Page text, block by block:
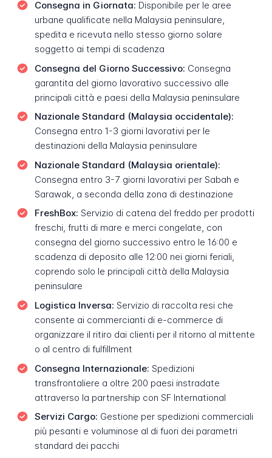
Consegna in Giornata: Disponibile per le aree
urbane qualificate nella Malaysia peninsulare,
spedita e ricevuta nello stesso giorno solare
soggetto ai tempi di scadenza
Consegna del Giorno Successivo: Consegna
garantita del giorno lavorativo successivo alle
principali città e paesi della Malaysia peninsulare
Nazionale Standard (Malaysia occidentale):
Consegna entro 1-3 giorni lavorativi per le
destinazioni della Malaysia peninsulare
Nazionale Standard (Malaysia orientale):
Consegna entro 3-7 giorni lavorativi per Sabah e
Sarawak, a seconda della zona di destinazione
FreshBox: Servizio di catena del freddo per prodotti
freschi, frutti di mare e merci congelate, con
consegna del giorno successivo entro le 16:00 e
scadenza di deposito alle 12:00 nei giorni feriali,
coprendo solo le principali città della Malaysia
peninsulare
Logistica Inversa: Servizio di raccolta resi che
consente ai commercianti di e-commerce di
organizzare il ritiro dai clienti per il ritorno al mittente
o al centro di fulfillment
Consegna Internazionale: Spedizioni
transfrontaliere a oltre 200 paesi instradate
attraverso la partnership con SF International
Servizi Cargo: Gestione per spedizioni commerciali
più pesanti e voluminose al di fuori dei parametri
standard dei pacchi